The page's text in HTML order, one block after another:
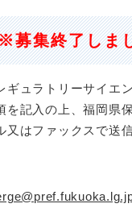
募集終了しま
ギュラトリーサイ
を記入の上、福岡県
はファックスで送